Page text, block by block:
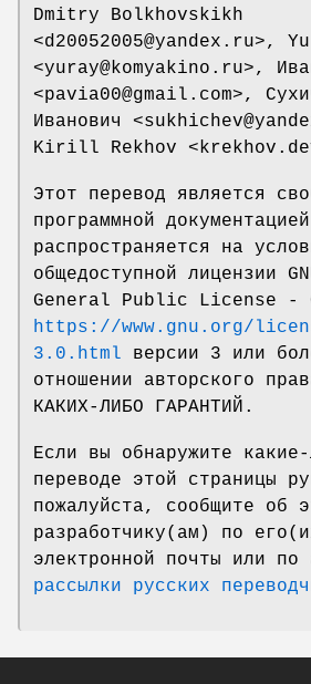
Dmitry Bolkhovskikh
<d20052005@yandex.ru>,
<yuray@komyakino.ru>,
<pavia00@gmail.com>,
Иванович
Kirill Rekhov
Этот перевод является
программной
распространяется на
общедоступной лицензии
General Public License -
https://www.gnu.org/
3.0.html версии 3 или
отношении авторского
КАКИХ-ЛИБО ГАРАНТИЙ.
Если вы обнаружите
переводе этой страницы
пожалуйста, сообщите об
разработчику(ам) по
электронной почты или по
рассылки русских